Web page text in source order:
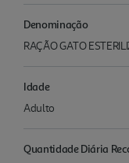
Denominação
RAÇÃO GATO
Idade
Adulto
Quantidade Diária